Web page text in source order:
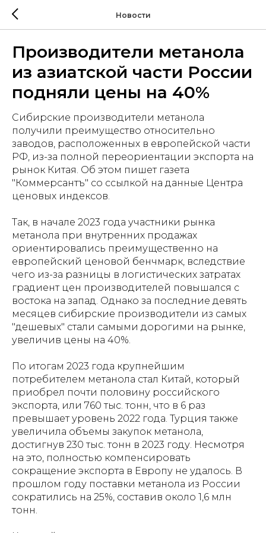
Новости
Производители метанола
из азиатской части России
подняли цены на 40%
Сибирские производители метанола
получили преимущество относительно
заводов, расположенных в европейской части
РФ, из-за полной переориентации экспорта на
рынок Китая. Об этом пишет газета
"Коммерсантъ" со ссылкой на данные Центра
ценовых индексов.
Так, в начале 2023 года участники рынка
метанола при внутренних продажах
ориентировались преимущественно на
европейский ценовой бенчмарк, вследствие
чего из-за разницы в логистических затратах
градиент цен производителей повышался с
востока на запад. Однако за последние девять
месяцев сибирские производители из самых
"дешевых" стали самыми дорогими на рынке,
увеличив цены на 40%.
По итогам 2023 года крупнейшим
потребителем метанола стал Китай, который
приобрел почти половину российского
экспорта, или 760 тыс. тонн, что в 6 раз
превышает уровень 2022 года. Турция также
увеличила объемы закупок метанола,
достигнув 230 тыс. тонн в 2023 году. Несмотря
на это, полностью компенсировать
сокращение экспорта в Европу не удалось. В
прошлом году поставки метанола из России
сократились на 25%, составив около 1,6 млн
тонн.